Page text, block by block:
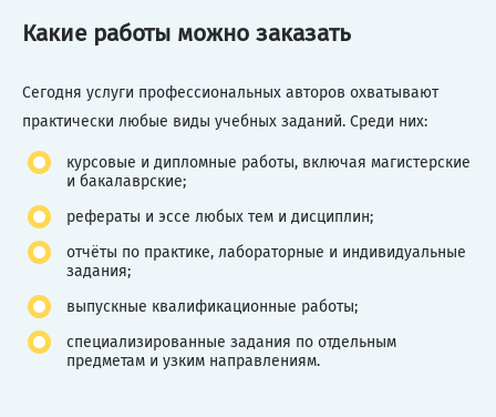
Какие работы можно заказать
Сегодня услуги профессиональных авторов охватывают
практически любые виды учебных заданий. Среди них:
курсовые и дипломные работы, включая магистерские
и бакалаврские;
рефераты и эссе любых тем и дисциплин;
отчёты по практике, лабораторные и индивидуальные
задания;
выпускные квалификационные работы;
специализированные задания по отдельным
предметам и узким направлениям.